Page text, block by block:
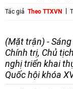
Tác giả Theo TTXVN
(Mặt trận) -
Chính trị, Chủ
nghị triển khai
Quốc hội khóa